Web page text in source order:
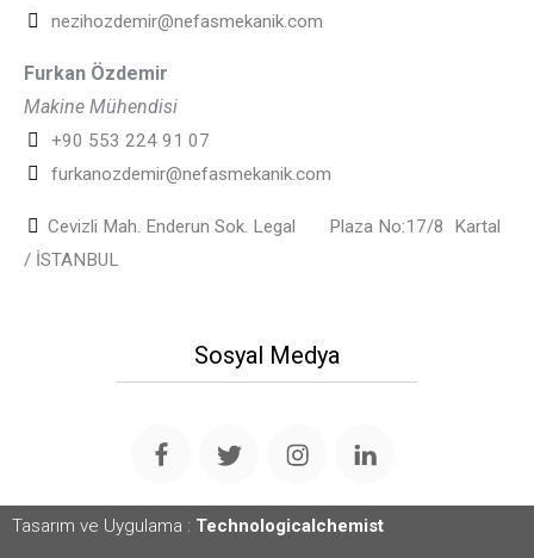
nezihozdemir@nefasmekanik.com
Furkan Özdemir
Makine Mühendisi
+90 553 224 91 07
furkanozdemir@nefasmekanik.com
Cevizli Mah. Enderun Sok. Legal Plaza No:17/8 Kartal
/ İSTANBUL
Sosyal Medya
Tasarım ve Uygulama : Technologicalchemist